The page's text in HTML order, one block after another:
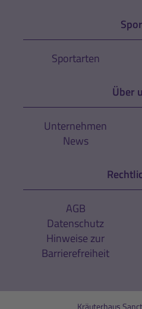
Sportarten
Über
Unternehmen
News
AGB
Datenschutz
Hinweise zur
Barrierefreiheit